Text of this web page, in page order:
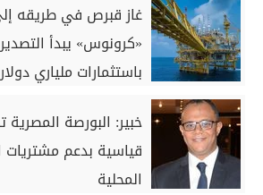
غاز قبرص في طريقه
باستثمارات ملياري دولار
خبير: البورصة
قياسية بدعم
المحلية